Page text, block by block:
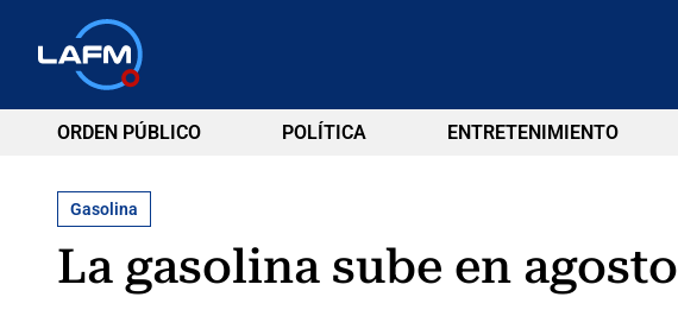
ORDEN PÚBLICO POLÍTICA ENTRETENIMIENTO
Gasolina
La gasolina sube en agosto